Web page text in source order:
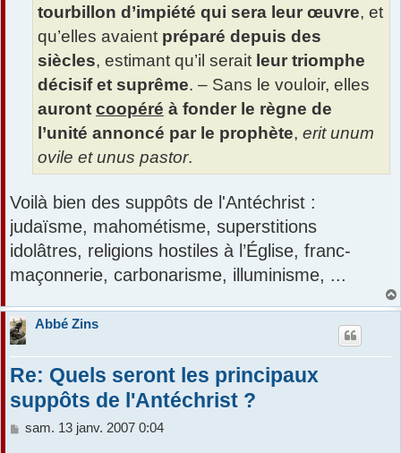
tourbillon d’impiété qui sera leur œuvre, et
qu’elles avaient préparé depuis des
siècles, estimant qu’il serait leur triomphe
décisif et suprême. – Sans le vouloir, elles
auront coopéré à fonder le règne de
l’unité annoncé par le prophète, erit unum
ovile et unus pastor.
Voilà bien des suppôts de l'Antéchrist :
judaïsme, mahométisme, superstitions
idolâtres, religions hostiles à l’Église, franc-
maçonnerie, carbonarisme, illuminisme, ...
Abbé Zins
Re: Quels seront les principaux
suppôts de l'Antéchrist ?
M
sam. 13 janv. 2007 0:04